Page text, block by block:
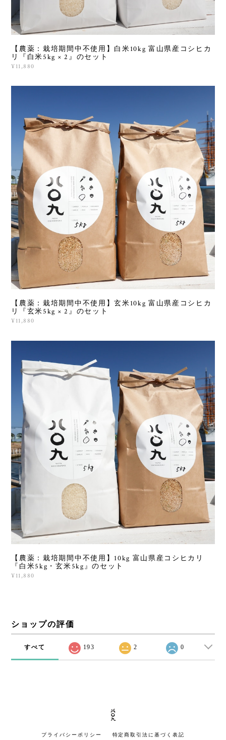
【農薬：栽培期間中不使用】白米10kg 富山県産コシヒカ
リ『白米5kg × 2』のセット
¥11,880
【農薬：栽培期間中不使用】玄米10kg 富山県産コシヒカ
リ『玄米5kg × 2』のセット
¥11,880
【農薬：栽培期間中不使用】10kg 富山県産コシヒカリ
『白米5kg・玄米5kg』のセット
¥11,880
ショップの評価
すべて 193 2 0
プライバシーポリシー 特定商取引法に基づく表記